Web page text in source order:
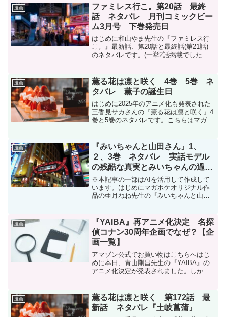
漫画
ファミレス行こ。第20話 最終
話 ネタバレ 月刊コミックビー
ム3月号 下巻発売日
はじめに和山やま先生の『ファミレス行
こ。』最新話、第20話と最終話(第21話)
のネタバレです。(一挙2話掲載でした。)
【電子版】月刊コミックビーム 2026年
3...
漫画
薫る花は凛と咲く 4巻 5巻 ネ
タバレ 薫子の誕生日
はじめに2025年のアニメ化も発表された
三香見サカさんの『薫る花は凛と咲く』4
巻と5巻のネタバレです。こちらはマガポ
電子書籍を買うならDMMブックスがおす
すめDM...
漫画
『みいちゃんと山田さん』1、
２、3巻 ネタバレ 実話モデル
の残酷な真実とみいちゃんの過去
とは
※本記事の一部はAIを活用して作成して
います。はじめにマガポケオリジナル作
品の亜月ねね先生の『みいちゃんと山田
か月目 / マガポケ | 少年マガジン公式無
料漫画ア...
漫画
『YAIBA』再アニメ化決定 名探
偵コナン30周年企画でなぜ？【企
画一覧】
アマゾン公式でお買い物はこちらへはじ
めに本日、青山剛昌先生の『YAIBA』の
アニメ化決定が発表されました。しか
ンに直接関係することでなかったことに
不満の声が多数出てい...
漫画
薫る花は凛と咲く 第172話 最
新話 ネタバレ『土岐菖蒲』